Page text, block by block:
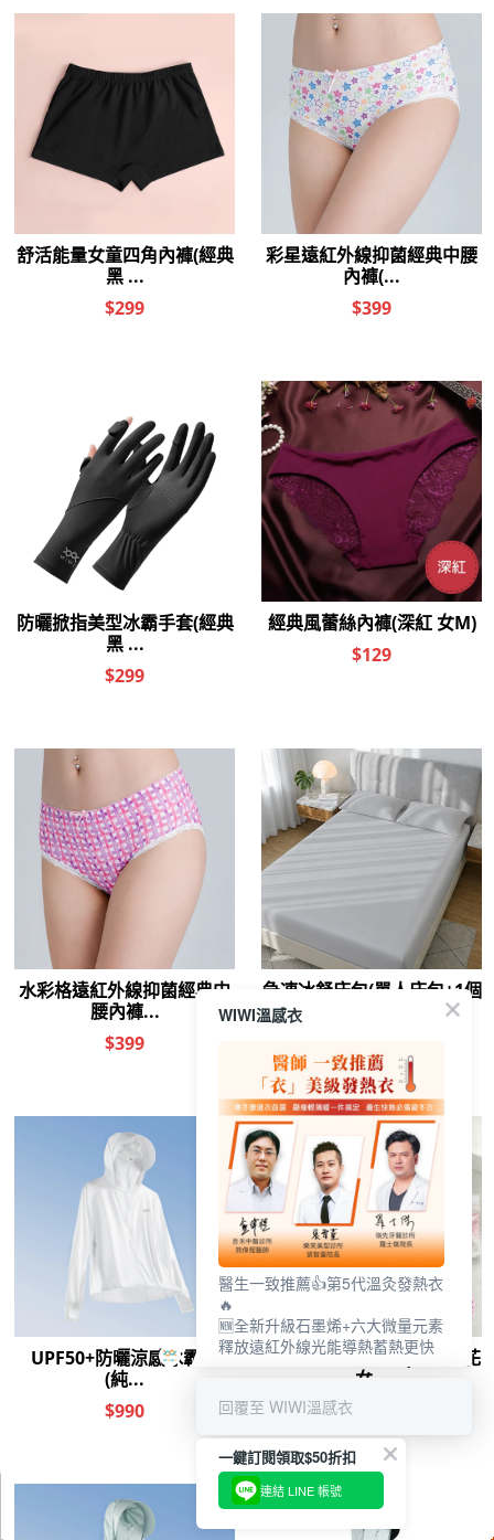
前往結帳 加入購物車
WIWI溫感衣
醫生一致推薦👍第5代溫灸發熱衣
🔥
🆕全新升級石墨烯+六大微量元素
釋放遠紅外線光能導熱蓄熱更快
回覆至 WIWI溫感衣
一鍵訂閱領取$50折扣
連結 LINE 帳號